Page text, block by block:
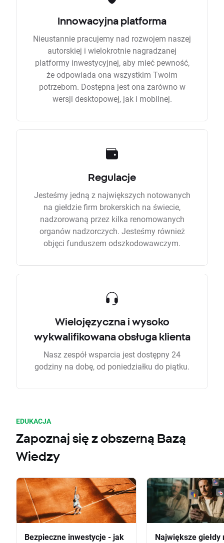
Innowacyjna platforma
Nieustannie pracujemy nad rozwojem naszej
autorskiej i wielokrotnie nagradzanej
platformy inwestycyjnej, aby mieć pewność,
że odpowiada ona wszystkim Twoim
potrzebom. Dostępna jest ona zarówno w
wersji desktopowej, jak i mobilnej.
Regulacje
Jesteśmy jedną z największych notowanych
na giełdzie firm brokerskich na świecie,
nadzorowaną przez kilka renomowanych
organów nadzorczych. Jesteśmy również
objęci funduszem odszkodowawczym.
Wielojęzyczna i wysoko
wykwalifikowana obsługa klienta
Nasz zespół wsparcia jest dostępny 24
godziny na dobę, od poniedziałku do piątku.
EDUKACJA
Zapoznaj się z obszerną Bazą
Wiedzy
Bezpieczne inwestycje - jak
Największe giełdy